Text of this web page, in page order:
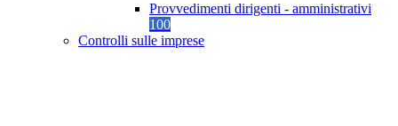
Provvedimenti dirigenti - amministrativi
100
Controlli sulle imprese